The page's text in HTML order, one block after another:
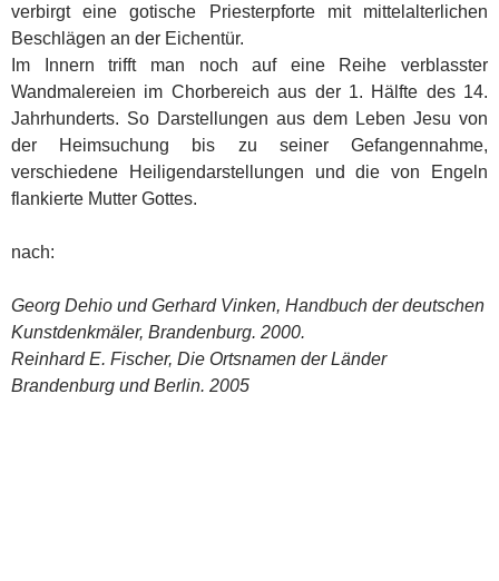
verbirgt eine gotische Priesterpforte mit mittelalterlichen
Beschlägen an der Eichentür.
Im Innern trifft man noch auf eine Reihe verblasster
Wandmalereien im Chorbereich aus der 1. Hälfte des 14.
Jahrhunderts. So Darstellungen aus dem Leben Jesu von
der Heimsuchung bis zu seiner Gefangennahme,
verschiedene Heiligendarstellungen und die von Engeln
flankierte Mutter Gottes.
nach:
Georg Dehio und Gerhard Vinken, Handbuch der deutschen
Kunstdenkmäler, Brandenburg. 2000.
Reinhard E. Fischer, Die Ortsnamen der Länder
Brandenburg und Berlin. 2005